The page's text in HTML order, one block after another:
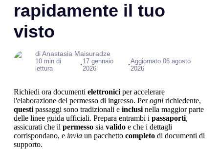
rapidamente il tuo
visto
di Anastasia Maisuradze
10 min di
lettura
•17 gennaio
2026
•Aggiornato 06 agosto
2026
Richiedi ora documenti elettronici per accelerare
l'elaborazione del permesso di ingresso. Perogni richiedente,
questi passaggi sono tradizionali e inclusi nella maggior parte
delle linee guida ufficiali. Prepara entrambi i passaporti,
assicurati che il permesso sia valido e che i dettagli
corrispondano, e invia un pacchetto completo di documenti di
supporto.